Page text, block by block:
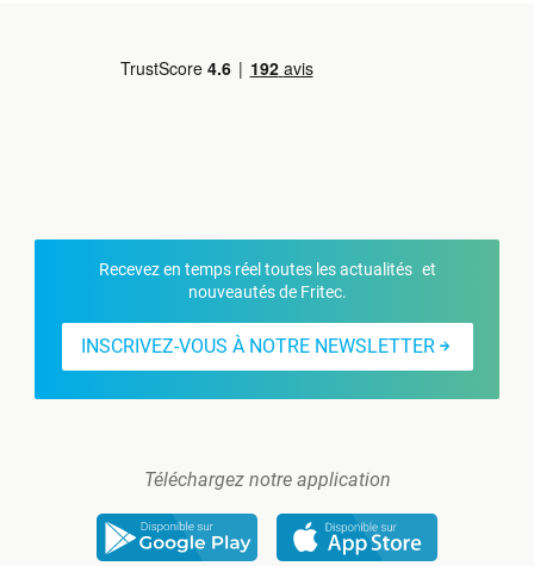
Recevez en temps réel toutes les actualités et
nouveautés de Fritec.
INSCRIVEZ-VOUS À NOTRE NEWSLETTER
Téléchargez notre application